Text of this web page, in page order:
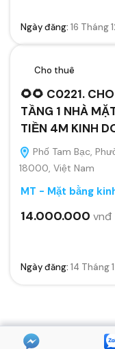
Ngày đăng: 16 Tháng
Cho thuê
🌻🌻 C0221.
TẦNG 1 NHÀ
TIỀN 4M KINH
Phố Tam Bạc,
18000, Việt Nam
MT - Mặt bằng
14.000.000 vnđ
Ngày đăng: 14 Tháng